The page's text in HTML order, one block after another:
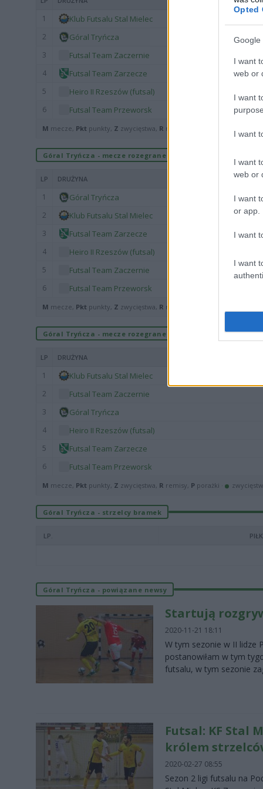
Opted
Google
I want
web or
I want
I want
I want
web or
I want
or app.
I want
I want
1 Klub Futsalu Stal Mielec
2 Góral Tryńcza
3 Futsal Team Zaczernie
4 Futsal Team Zarzecze
5 Heiro II Rzeszów (futsal)
6 Futsal Team Przeworsk
M mecze, Pkt punkty, Z zwycięstwa, R remisy,
Góral Tryńcza - mecze rozegrane u siebie
LP DRUŻYNA
1 Góral Tryńcza
2 Klub Futsalu Stal Mielec
3 Futsal Team Zarzecze
4 Heiro II Rzeszów (futsal)
5 Futsal Team Zaczernie
6 Futsal Team Przeworsk
M mecze, Pkt punkty, Z zwycięstwa, R remisy,
Góral Tryńcza - mecze rozegrane na wyjeździe
LP DRUŻYNA
1 Klub Futsalu Stal Mielec
2 Futsal Team Zaczernie
3 Góral Tryńcza
4 Heiro II Rzeszów (futsal)
5 Futsal Team Zarzecze
6 Futsal Team Przeworsk
M mecze, Pkt punkty, Z zwycięstwa, R remisy, P porażki ·
Góral Tryńcza - strzelcy bramek
LP.
Góral Tryńcza - powiązane newsy
Startują
2020-11-21 18:11
W tym sezonie w II lidze
postanowiłam w tym
futsalu, w tym sezonie
Futsal: KF Stal
królem
2020-02-27 08:55
Sezon 2 ligi futsalu na